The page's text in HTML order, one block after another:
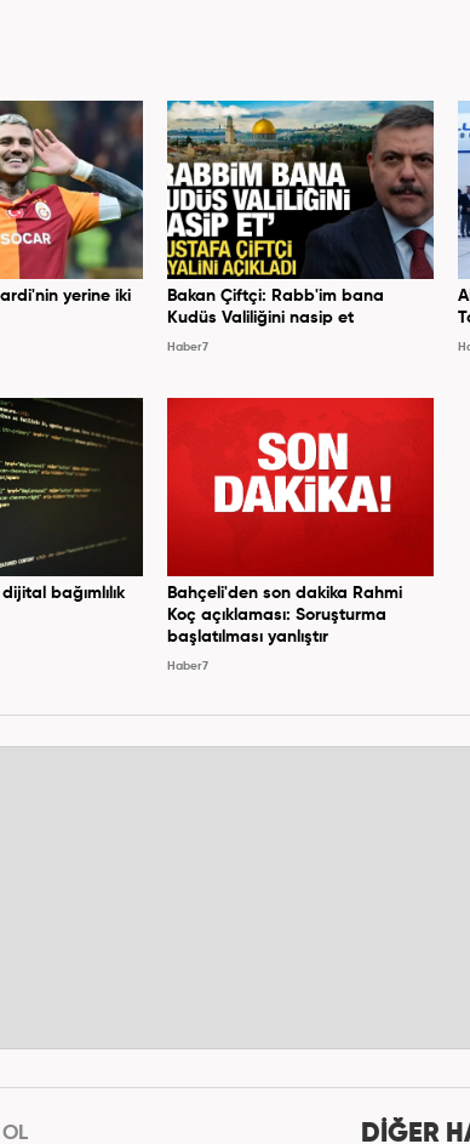
yerine iki
Bakan Çiftçi: Rabb'im bana
Kudüs Valiliğini nasip et
Haber7
bağımlılık
Bahçeli'den son dakika Rahmi
Koç açıklaması: Soruşturma
başlatılması yanlıştır
Haber7
OL DİĞER